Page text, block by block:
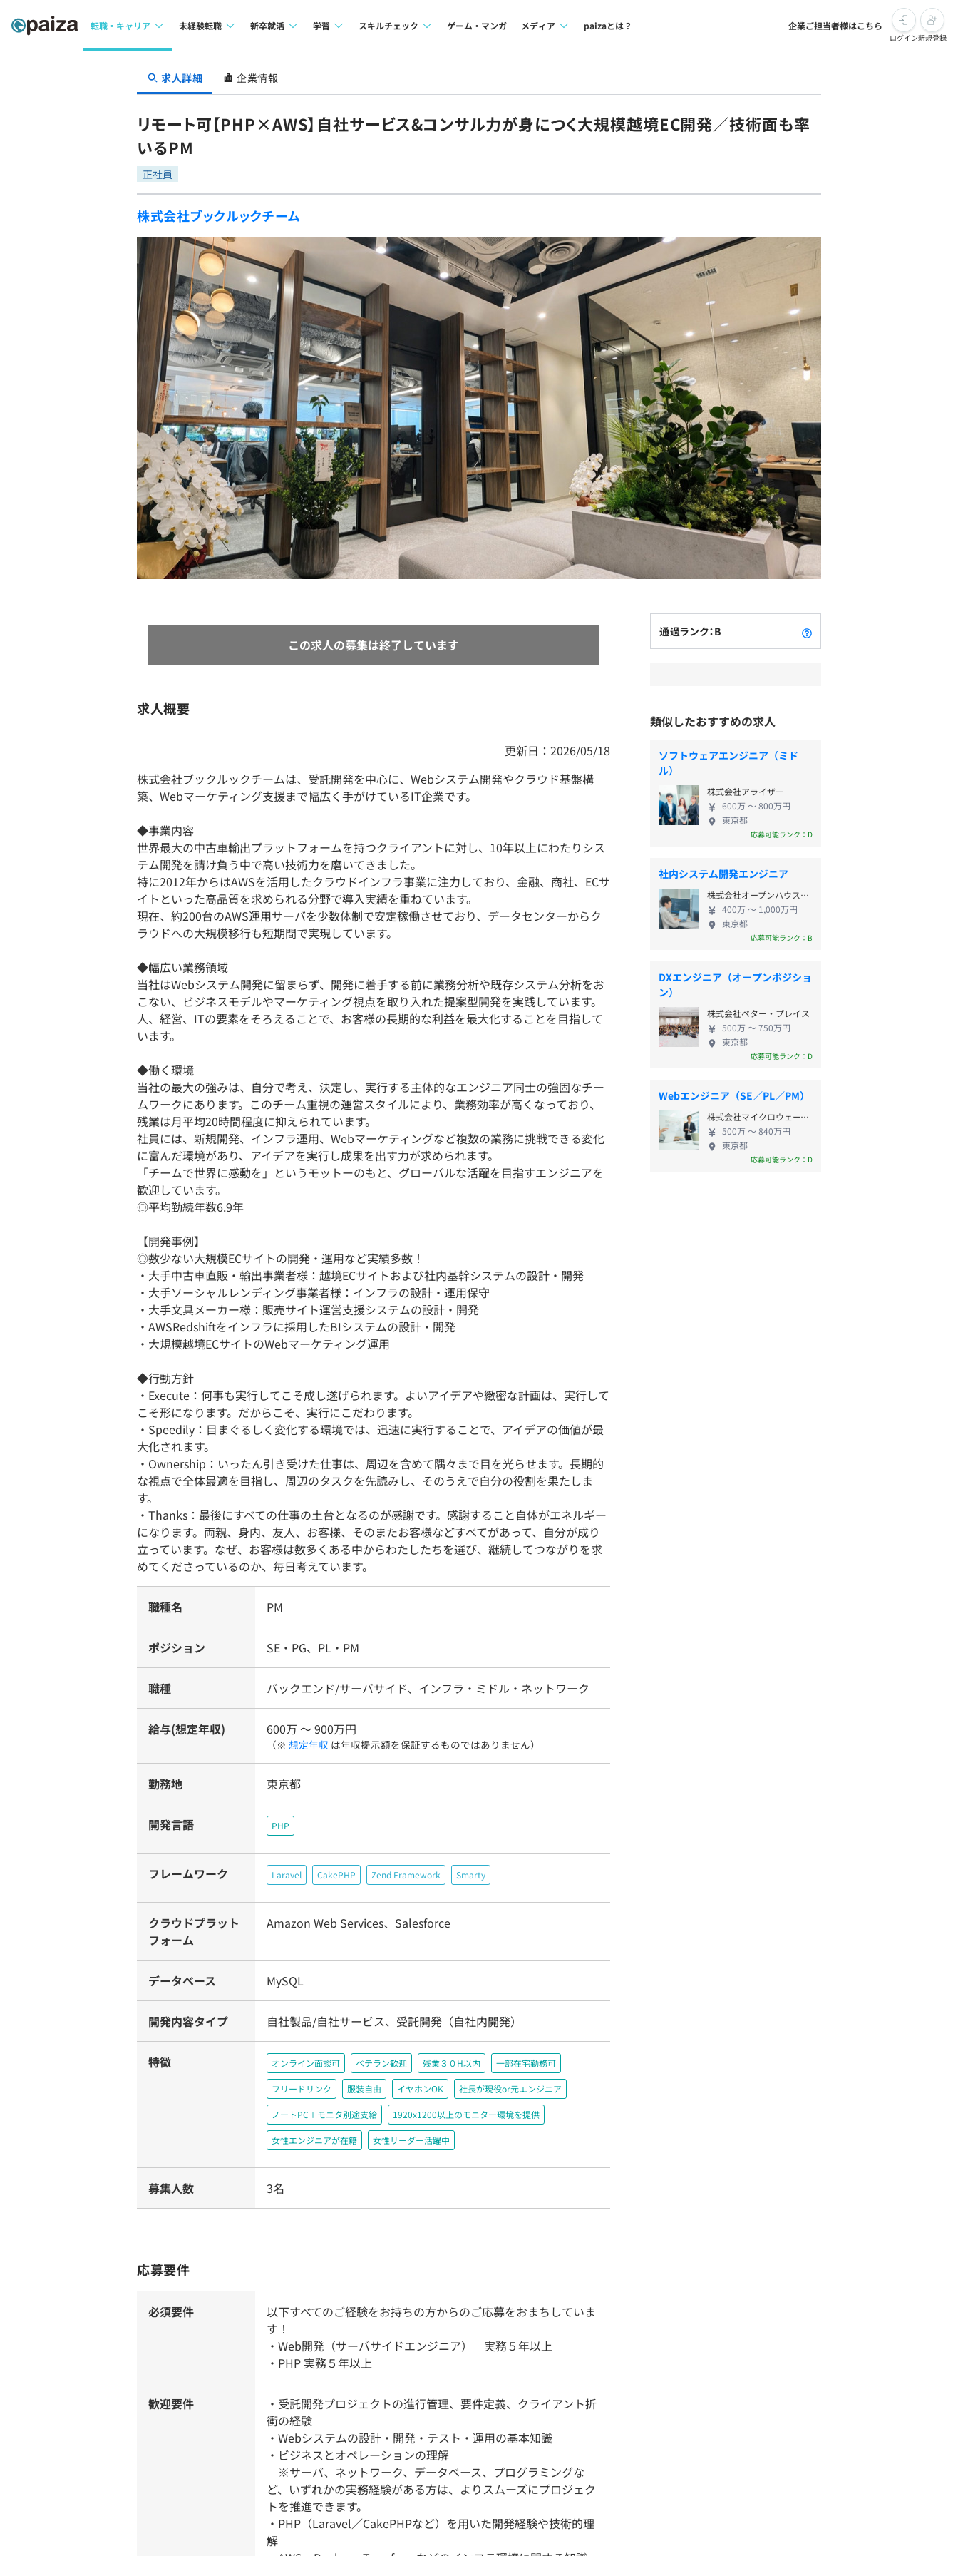
転職・キャリア
転職成功ガイド
未経験転職
求人検索
転職成功ガイド
新卒就活
本選考
インタビュー
就活成功ガイド
学習
4択課題
リファレンス
個人向けプラン
法人向けプラン
学校向けプラン
契約内容・クーポン
スキルチェック
評価結果一覧
ゲーム・マンガ メディア
note
paizaとは？ 企業ご担当者様はこちら
ログイン新規登録
求人詳細 企業情報
リモート可【PHP×AWS】自社サービス&コンサル力が身につく大規模越境EC開発／技術面も率
いるPM
正社員
株式会社ブックルックチーム
この求人の募集は終了しています
求人概要
更新日：2026/05/18
株式会社ブックルックチームは、受託開発を中心に、Webシステム開発やクラウド基盤構
築、Webマーケティング支援まで幅広く手がけているIT企業です。
◆事業内容
世界最大の中古車輸出プラットフォームを持つクライアントに対し、10年以上にわたりシス
テム開発を請け負う中で高い技術力を磨いてきました。
特に2012年からはAWSを活用したクラウドインフラ事業に注力しており、金融、商社、ECサ
イトといった高品質を求められる分野で導入実績を重ねています。
現在、約200台のAWS運用サーバを少数体制で安定稼働させており、データセンターからク
ラウドへの大規模移行も短期間で実現しています。
◆幅広い業務領域
当社はWebシステム開発に留まらず、開発に着手する前に業務分析や既存システム分析をお
こない、ビジネスモデルやマーケティング視点を取り入れた提案型開発を実践しています。
人、経営、ITの要素をそろえることで、お客様の長期的な利益を最大化することを目指して
います。
◆働く環境
当社の最大の強みは、自分で考え、決定し、実行する主体的なエンジニア同士の強固なチー
ムワークにあります。このチーム重視の運営スタイルにより、業務効率が高くなっており、
残業は月平均20時間程度に抑えられています。
社員には、新規開発、インフラ運用、Webマーケティングなど複数の業務に挑戦できる変化
に富んだ環境があり、アイデアを実行し成果を出す力が求められます。
「チームで世界に感動を」というモットーのもと、グローバルな活躍を目指すエンジニアを
歓迎しています。
◎平均勤続年数6.9年
【開発事例】
◎数少ない大規模ECサイトの開発・運用など実績多数！
・大手中古車直販・輸出事業者様：越境ECサイトおよび社内基幹システムの設計・開発
・大手ソーシャルレンディング事業者様：インフラの設計・運用保守
・大手文具メーカー様：販売サイト運営支援システムの設計・開発
・AWSRedshiftをインフラに採用したBIシステムの設計・開発
・大規模越境ECサイトのWebマーケティング運用
◆行動方針
・Execute：何事も実行してこそ成し遂げられます。よいアイデアや緻密な計画は、実行して
こそ形になります。だからこそ、実行にこだわります。
・Speedily：目まぐるしく変化する環境では、迅速に実行することで、アイデアの価値が最
大化されます。
・Ownership：いったん引き受けた仕事は、周辺を含めて隅々まで目を光らせます。長期的
な視点で全体最適を目指し、周辺のタスクを先読みし、そのうえで自分の役割を果たしま
す。
・Thanks：最後にすべての仕事の土台となるのが感謝です。感謝すること自体がエネルギー
になります。両親、身内、友人、お客様、そのまたお客様などすべてがあって、自分が成り
立っています。なぜ、お客様は数多くある中からわたしたちを選び、継続してつながりを求
めてくださっているのか、毎日考えています。
職種名 PM
ポジション SE・PG、PL・PM
職種 バックエンド/サーバサイド、インフラ・ミドル・ネットワーク
給与(想定年収) 600万 〜 900万円
（※ 想定年収 は年収提示額を保証するものではありません）
勤務地 東京都
開発言語 PHP
フレームワーク Laravel CakePHP Zend Framework Smarty
クラウドプラット
フォーム
Amazon Web Services、Salesforce
データベース MySQL
開発内容タイプ 自社製品/自社サービス、受託開発（自社内開発）
特徴 オンライン面談可 ベテラン歓迎 残業３０H以内 一部在宅勤務可
フリードリンク 服装自由 イヤホンOK 社長が現役or元エンジニア
ノートPC＋モニタ別途支給 1920x1200以上のモニター環境を提供
女性エンジニアが在籍 女性リーダー活躍中
募集人数 3名
応募要件
必須要件
以下すべてのご経験をお持ちの方からのご応募をおまちしていま
す！
・Web開発（サーバサイドエンジニア） 実務５年以上
・PHP 実務５年以上
歓迎要件
・受託開発プロジェクトの進行管理、要件定義、クライアント折
衝の経験
・Webシステムの設計・開発・テスト・運用の基本知識
・ビジネスとオペレーションの理解
※サーバ、ネットワーク、データベース、プログラミングな
ど、いずれかの実務経験がある方は、よりスムーズにプロジェク
トを推進できます。
・PHP（Laravel／CakePHPなど）を用いた開発経験や技術的理
解
通過ランク：B
類似したおすすめの求人
ソフトウェアエンジニア（ミド
ル）
株式会社アライザー
600万 〜 800万円
東京都
応募可能ランク：D
社内システム開発エンジニア
株式会社オープンハウスグループ
400万 〜 1,000万円
東京都
応募可能ランク：B
DXエンジニア（オープンポジショ
ン）
株式会社ベター・プレイス
500万 〜 750万円
東京都
応募可能ランク：D
Webエンジニア（SE／PL／PM）
株式会社マイクロウェーブデジタル
500万 〜 840万円
東京都
応募可能ランク：D